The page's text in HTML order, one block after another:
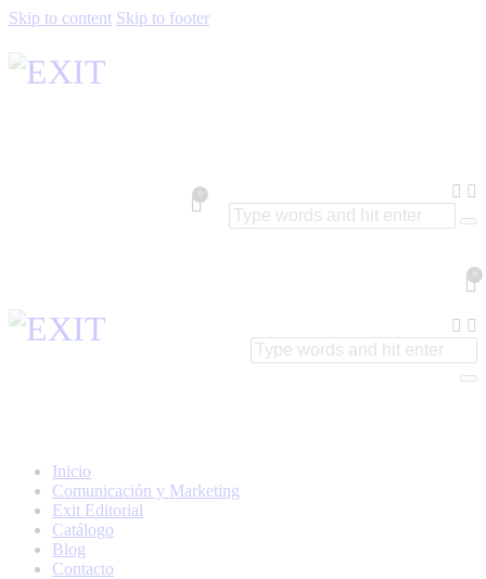
Skip to content Skip to footer
Inicio
Comunicación y Marketing
Exit Editorial
Catálogo
Blog
Contacto